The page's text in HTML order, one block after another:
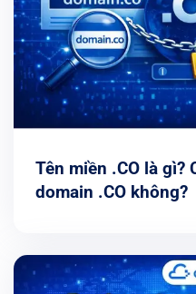
Tên miền .CO là gì?
domain .CO không?